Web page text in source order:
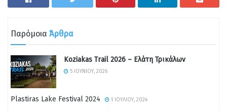
Παρόμοια Άρθρα
Koziakas Trail 2026 – Ελάτη Τρικάλων
5 ΙΟΥΝΊΟΥ, 2026
Plastiras Lake Festival 2024 1 ΙΟΥΛΊΟΥ, 2024